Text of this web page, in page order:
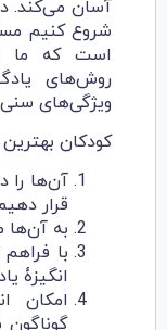
آسان می‌کند.
شروع کنیم
است که ما
روش‌های
ویژگی‌های
کودکان
آن‌ها را
قرار
به آن‌ها
با
انگیزۀ
امکان
گوناگون